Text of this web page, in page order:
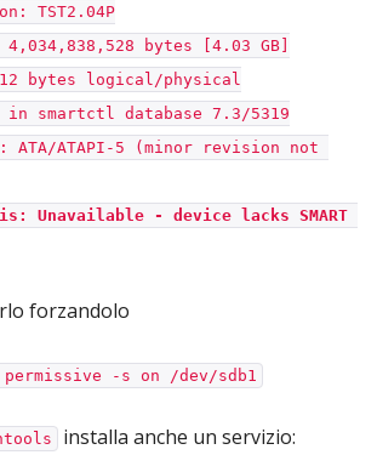
TST2.04P
bytes [4.03 GB]
bytes logical/physical
smartctl database 7.3/5319
ATA/ATAPI-5 (minor revision not
is: Unavailable - device lacks SMART
forzandolo
-s on /dev/sdb1
installa anche un servizio: